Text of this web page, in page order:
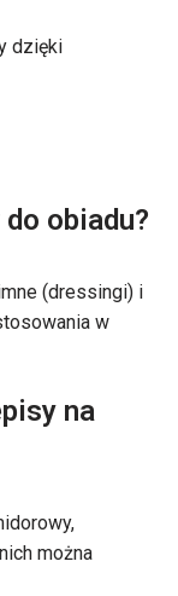
dzięki
obiadu?
(dressingi) i
w
na
można